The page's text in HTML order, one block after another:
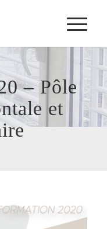
– Pôle
et